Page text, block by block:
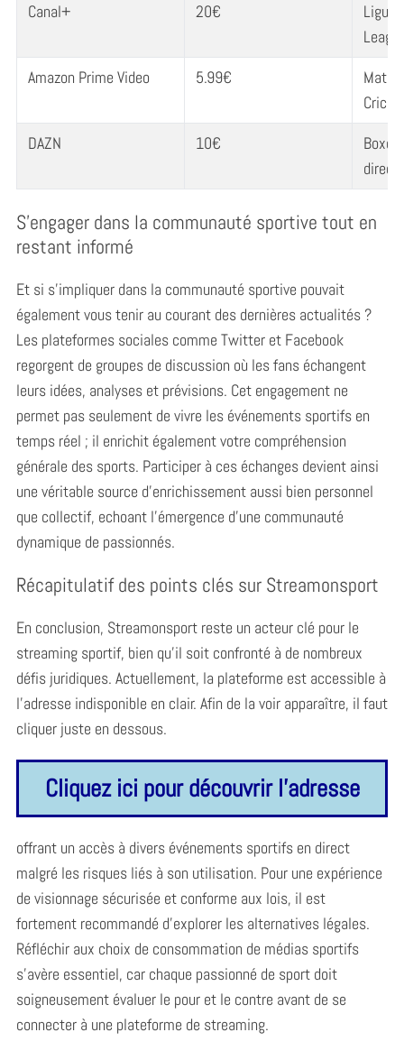
Canal+
20€
Ligue
Amazon Prime Video
5.99€
DAZN
10€
Boxe,
direct
S’engager dans la communauté sportive tout en
restant informé
Et si s’impliquer dans la communauté sportive pouvait
également vous tenir au courant des dernières actualités ?
Les plateformes sociales comme Twitter et Facebook
regorgent de groupes de discussion où les fans échangent
leurs idées, analyses et prévisions. Cet engagement ne
permet pas seulement de vivre les événements sportifs en
temps réel ; il enrichit également votre compréhension
générale des sports. Participer à ces échanges devient ainsi
une véritable source d’enrichissement aussi bien personnel
que collectif, echoant l’émergence d’une communauté
dynamique de passionnés.
Récapitulatif des points clés sur Streamonsport
En conclusion, Streamonsport reste un acteur clé pour le
streaming sportif, bien qu’il soit confronté à de nombreux
défis juridiques. Actuellement, la plateforme est accessible à
l’adresse indisponible en clair. Afin de la voir apparaître, il faut
cliquer juste en dessous.
Cliquez ici pour découvrir l'adresse
offrant un accès à divers événements sportifs en direct
malgré les risques liés à son utilisation. Pour une expérience
de visionnage sécurisée et conforme aux lois, il est
fortement recommandé d’explorer les alternatives légales.
Réfléchir aux choix de consommation de médias sportifs
s’avère essentiel, car chaque passionné de sport doit
soigneusement évaluer le pour et le contre avant de se
connecter à une plateforme de streaming.